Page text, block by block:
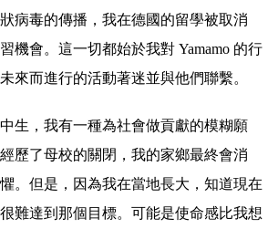
病毒的傳播，我在德國的留學被取消
機會。這一切都始於我對 Yamamo 的行
來而進行的活動著迷並與他們聯繫。
生，我有一種為社會做貢獻的模糊願
歷了母校的關閉，我的家鄉最終會消
。但是，因為我在當地長大，知道現在
難達到那個目標。可能是使命感比我想